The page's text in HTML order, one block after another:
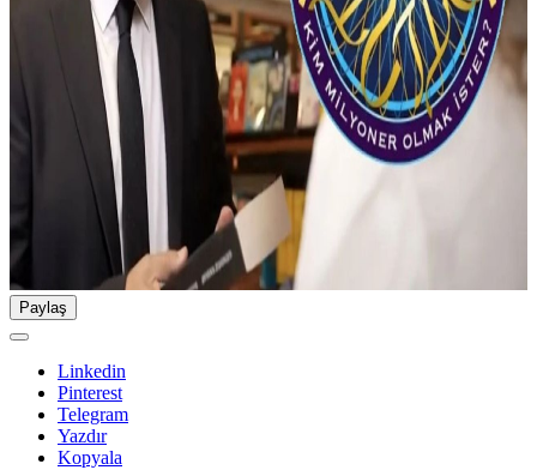
Paylaş
Linkedin
Pinterest
Telegram
Yazdır
Kopyala